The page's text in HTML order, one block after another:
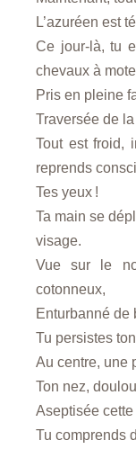
L’azuréen est
Ce jour-là, tu
chevaux à
Pris en pleine
Traversée de
Tout est froid,
reprends
Tes yeux !
Ta main se
visage.
Vue sur le
cotonneux,
Enturbanné de
Tu persistes
Au centre, une
Ton nez,
Aseptisée
Tu comprends